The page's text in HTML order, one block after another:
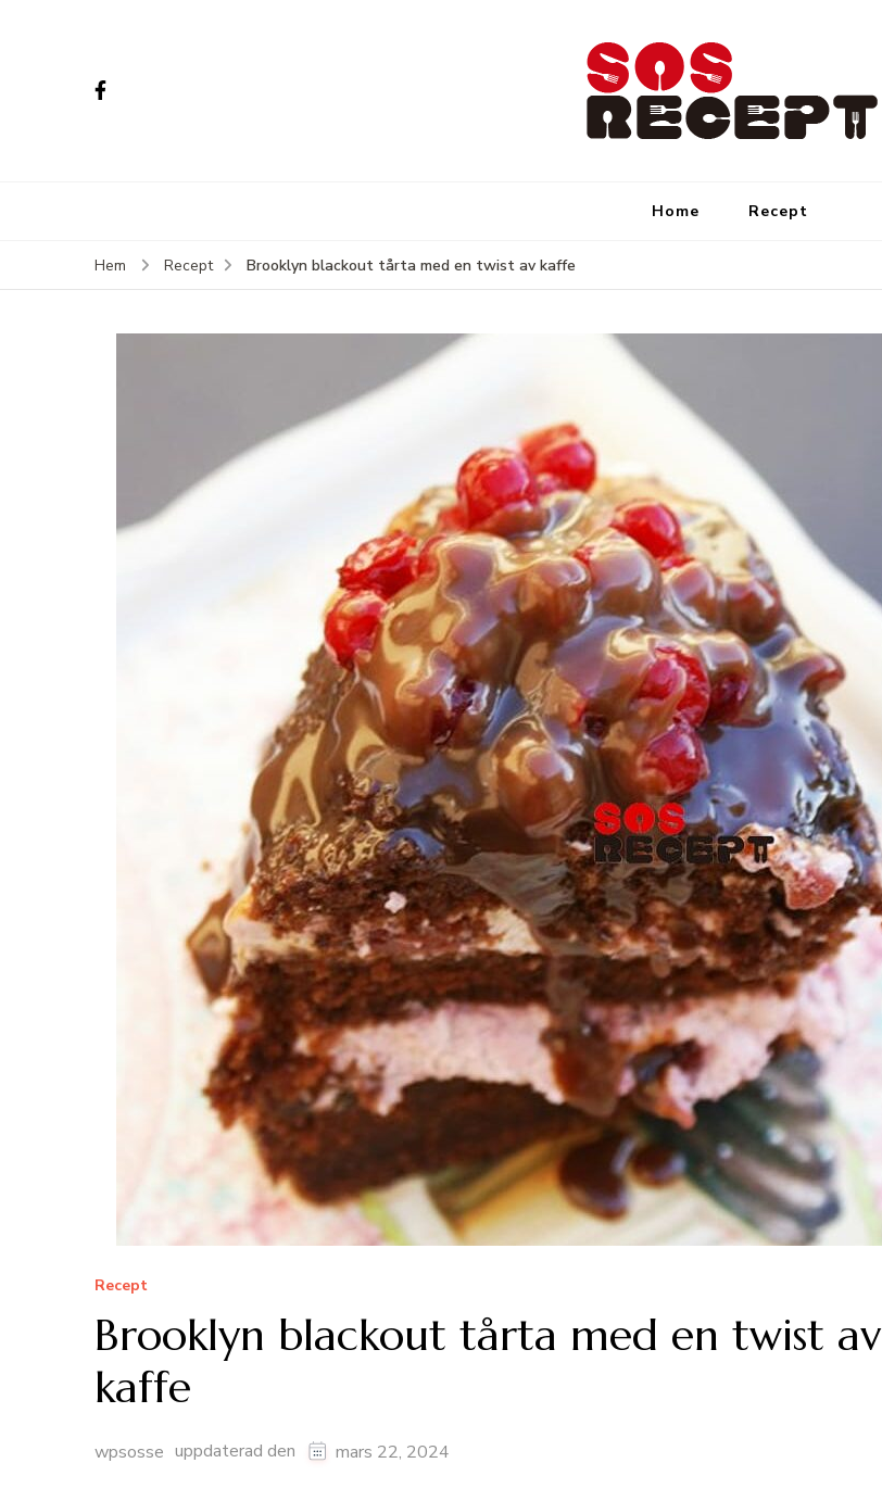
Home Recept
Hem Recept Brooklyn blackout tårta med en twist av kaffe
Recept
Brooklyn blackout tårta med en twist av
kaffe
wpsosse uppdaterad den mars 22, 2024